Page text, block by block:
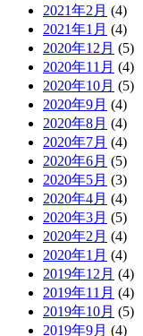
2021年2月 (4)
2021年1月 (4)
2020年12月 (5)
2020年11月 (4)
2020年10月 (5)
2020年9月 (4)
2020年8月 (4)
2020年7月 (4)
2020年6月 (5)
2020年5月 (3)
2020年4月 (4)
2020年3月 (5)
2020年2月 (4)
2020年1月 (4)
2019年12月 (4)
2019年11月 (4)
2019年10月 (5)
2019年9月 (4)